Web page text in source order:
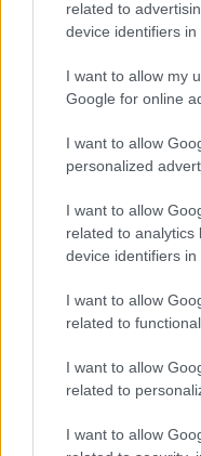
related to
device identifiers in
I want to allow my
Google for online
I want to allow
personalized
I want to allow
related to analytics
device identifiers in
I want to allow
related to
I want to allow
related to
I want to allow
csapatában, a
valamint a
megforduló
profi ligából, az
az elmúlt héten
figyelem
bajnokcsapatnak
ajánlattal kellene
érdekében – véli
Fotó: Facebook /
a Fradi